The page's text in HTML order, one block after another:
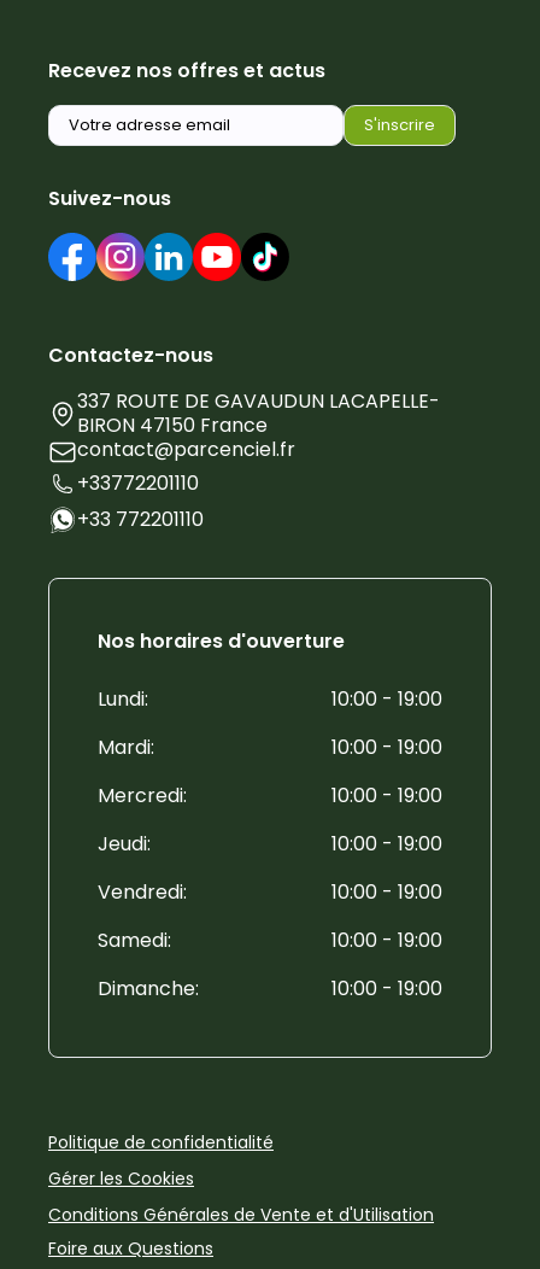
Recevez nos offres et actus
S'inscrire
Suivez-nous
Contactez-nous
337 ROUTE DE GAVAUDUN LACAPELLE-
BIRON 47150 France
contact@parcenciel.fr
+33772201110
+33 772201110
Nos horaires d'ouverture
Lundi:
10:00 - 19:00
Mardi:
10:00 - 19:00
Mercredi:
10:00 - 19:00
Jeudi:
10:00 - 19:00
Vendredi:
10:00 - 19:00
Samedi:
10:00 - 19:00
Dimanche: 10:00 - 19:00
Politique de confidentialité
Gérer les Cookies
Conditions Générales de Vente et d'Utilisation
Foire aux Questions